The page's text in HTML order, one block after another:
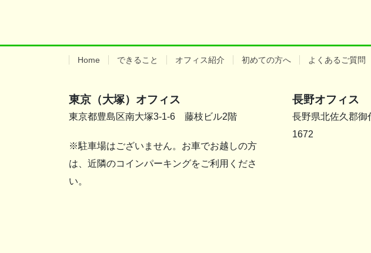
Home できること オフィス紹介 初めての方へ よくあるご質問
東京（大塚）オフィス
東京都豊島区南大塚3-1-6 藤枝ビル2階
※駐車場はございません。お車でお越しの方
は、近隣のコインパーキングをご利用くださ
い。
長野オフィス
長野県北佐久郡御
1672